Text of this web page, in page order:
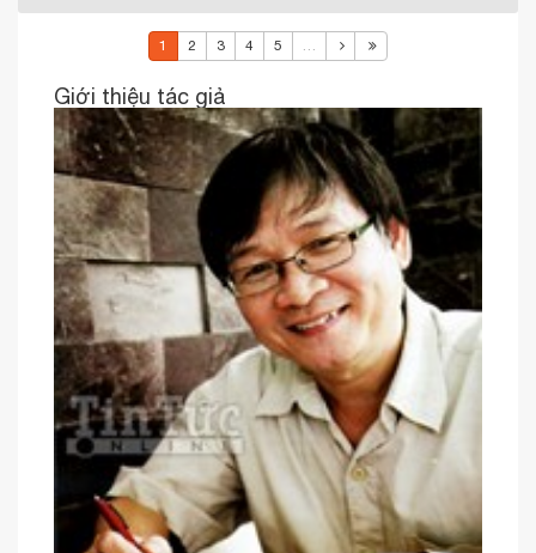
1 2 3 4 5 …
Giới thiệu tác giả